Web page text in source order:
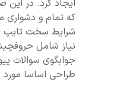
ایجاد کرد. در
که تمام و دشواری
شرایط سخت تایپ
نیاز شامل
جوابگوی سوالات
طراحی اساسا مورد